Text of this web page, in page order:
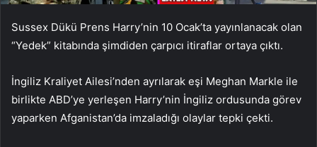
Sussex Dükü Prens Harry’nin 10 Ocak’ta yayınlanacak olan
“Yedek” kitabında şimdiden çarpıcı itiraflar ortaya çıktı.
İngiliz Kraliyet Ailesi’nden ayrılarak eşi Meghan Markle ile
birlikte ABD’ye yerleşen Harry’nin İngiliz ordusunda görev
yaparken Afganistan’da imzaladığı olaylar tepki çekti.